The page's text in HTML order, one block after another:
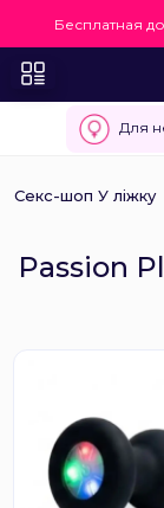
Бесплатная
Для
Секс-шоп У ліжку
Passion